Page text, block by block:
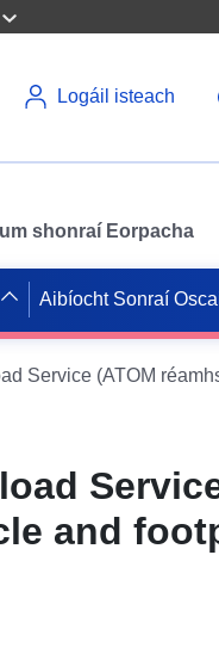
Logáil isteach
shonraí Eorpacha
Aibíocht Sonraí
and